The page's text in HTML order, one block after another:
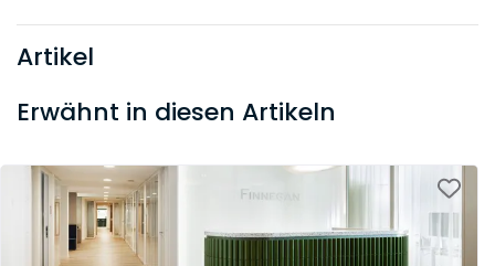
Artikel
Erwähnt in diesen Artikeln